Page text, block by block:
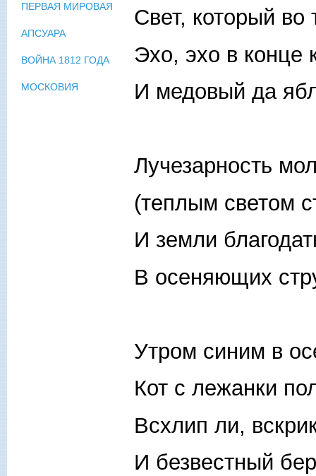
Свет, который во
Эхо, эхо в конце
И медовый да
Лучезарность
(теплым светом
И земли
В осеняющих
Утром синим в
Кот с лежанки
Всхлип ли,
И безвестный
ПЕРВАЯ МИРОВАЯ
АПСУАРА
ВОЙНА 1812 ГОДА
МОСКОВИЯ